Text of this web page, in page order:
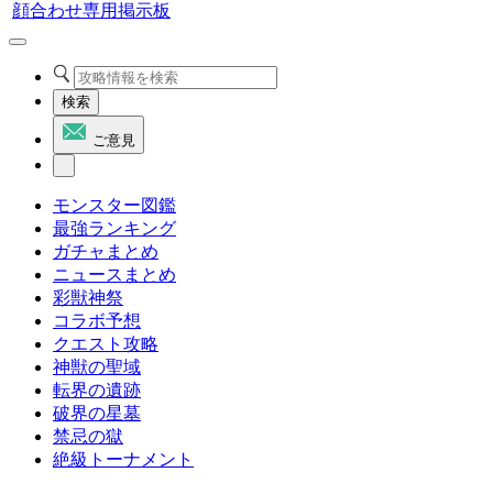
顔合わせ専用掲示板
検索
ご意見
モンスター図鑑
最強ランキング
ガチャまとめ
ニュースまとめ
彩獣神祭
コラボ予想
クエスト攻略
神獣の聖域
転界の遺跡
破界の星墓
禁忌の獄
絶級トーナメント